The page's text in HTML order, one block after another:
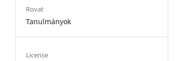
Rovat
Tanulmányok
License